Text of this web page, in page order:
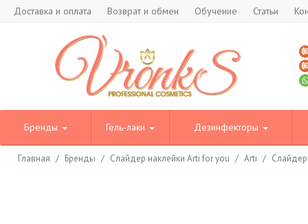
Доставка и оплата Возврат и обмен Обучение Статьи
Бренды Гель-лаки Дезинфекторы
Главная / Бренды / Слайдер наклейки Arti for you / Arti /